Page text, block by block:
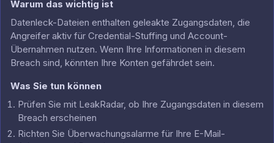
Warum das wichtig ist
Datenleck-Dateien enthalten geleakte Zugangsdaten, die
Angreifer aktiv für Credential-Stuffing und Account-
Übernahmen nutzen. Wenn Ihre Informationen in diesem
Breach sind, könnten Ihre Konten gefährdet sein.
Was Sie tun können
Prüfen Sie mit LeakRadar, ob Ihre Zugangsdaten in diesem
Breach erscheinen
Richten Sie Überwachungsalarme für Ihre E-Mail-